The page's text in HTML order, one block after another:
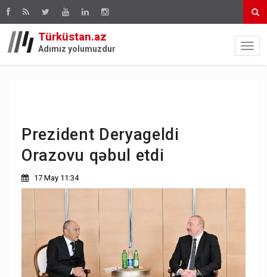
Türküstan.az
Adımız yolumuzdur
Prezident Deryageldi
Orazovu qəbul etdi
17 May 11:34